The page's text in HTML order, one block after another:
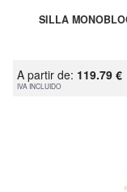
SILLA
A partir de: 119.79 €
IVA INCLUIDO